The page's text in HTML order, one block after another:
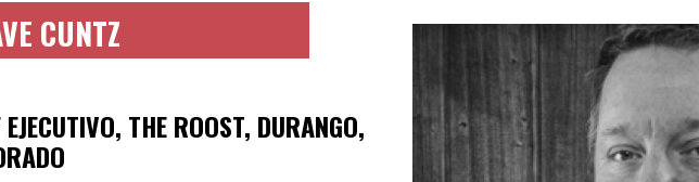
CUNTZ
EJECUTIVO, THE ROOST, DURANGO,